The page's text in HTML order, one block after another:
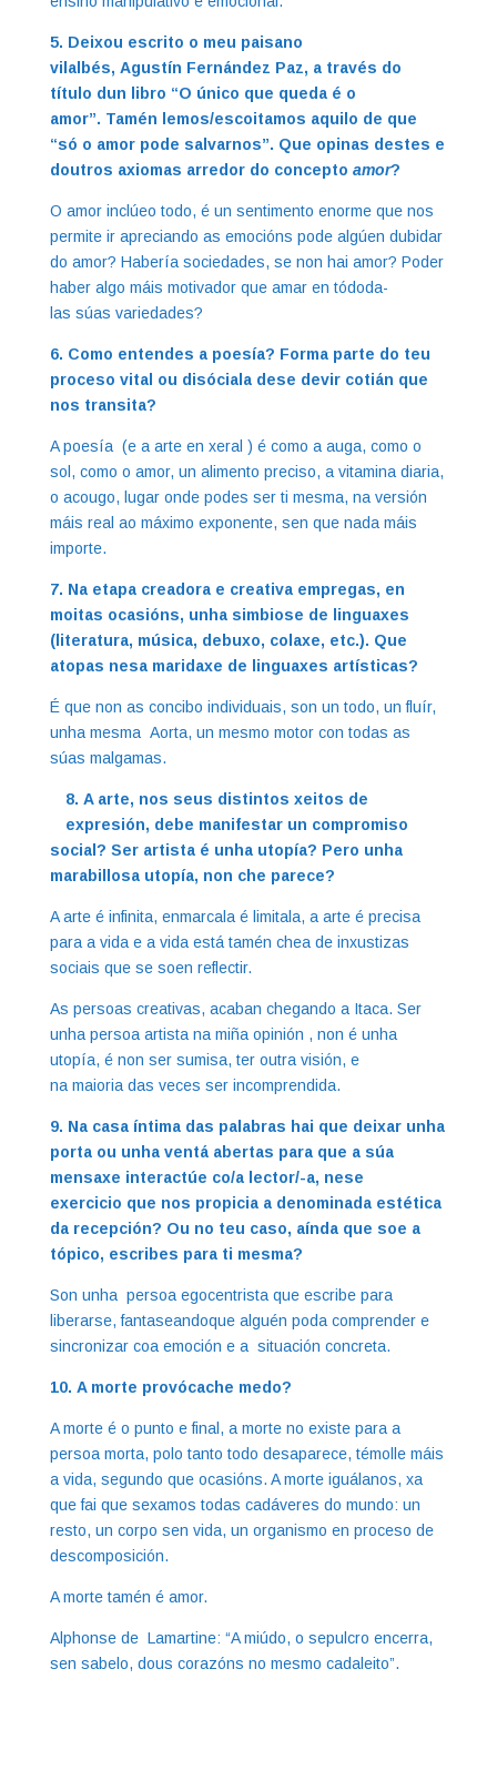
5. Deixou escrito o meu paisano
vilalbés, Agustín Fernández Paz, a través do
título dun libro “O único que queda é o
amor”. Tamén lemos/escoitamos aquilo de que
“só o amor pode salvarnos”. Que opinas destes e
doutros axiomas arredor do concepto amor?
O amor inclúeo todo, é un sentimento enorme que nos
permite ir apreciando as emocións pode algúen dubidar
do amor? Habería sociedades, se non hai amor? Poder
haber algo máis motivador que amar en tódoda-
las súas variedades?
6. Como entendes a poesía? Forma parte do teu
proceso vital ou disóciala dese devir cotián que
nos transita?
A poesía (e a arte en xeral ) é como a auga, como o
sol, como o amor, un alimento preciso, a vitamina diaria,
o acougo, lugar onde podes ser ti mesma, na versión
máis real ao máximo exponente, sen que nada máis
importe.
7. Na etapa creadora e creativa empregas, en
moitas ocasións, unha simbiose de linguaxes
(literatura, música, debuxo, colaxe, etc.). Que
atopas nesa maridaxe de linguaxes artísticas?
​É que non as concibo individuais, son un todo, un fluír,
unha mesma Aorta, un mesmo motor con todas as
súas malgamas.
8. A arte, nos seus distintos xeitos de
expresión, debe manifestar un compromiso
social? Ser artista é unha utopía? Pero unha
marabillosa utopía, non che parece?
A arte é infinita, enmarcala é limitala, a arte é precisa
para a vida e a vida está tamén chea de inxustizas
sociais que se soen reflectir.
As persoas creativas, acaban chegando a Itaca. Ser
unha persoa artista na miña opinión , non é unha
utopía, é non ser sumisa, ter outra visión, e
na maioria das veces ser incomprendida.
9. Na casa íntima das palabras hai que deixar unha
porta ou unha ventá abertas para que a súa
mensaxe interactúe co/a lector/-a, nese
exercicio que nos propicia a denominada estética
da recepción? Ou no teu caso, aínda que soe a
tópico, escribes para ti mesma?
Son unha persoa egocentrista que escribe para
liberarse, fantaseandoque alguén poda comprender e
sincronizar coa emoción e a situación concreta.
10. A morte provócache medo?
A morte é o punto e final, a morte no existe para a
persoa morta, polo tanto todo desaparece, témolle máis
a vida, segundo que ocasións. A morte iguálanos, xa
que fai que sexamos todas cadáveres do mundo: un
resto, un corpo sen vida, un organismo en proceso de
descomposición.
A morte tamén é amor.
Alphonse de Lamartine: “A miúdo, o sepulcro encerra,
sen sabelo, dous corazóns no mesmo cadaleito”.